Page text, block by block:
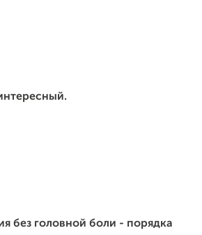
без головной боли - порядка